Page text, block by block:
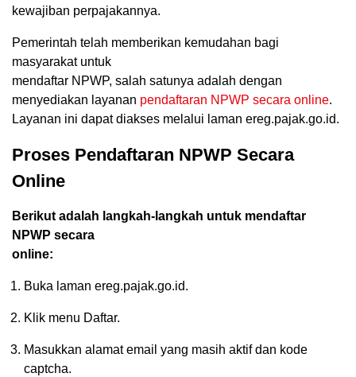
kewajiban perpajakannya.
Pemerintah telah memberikan kemudahan bagi
masyarakat untuk
mendaftar NPWP, salah satunya adalah dengan
menyediakan layanan pendaftaran NPWP secara online.
Layanan ini dapat diakses melalui laman ereg.pajak.go.id.
Proses Pendaftaran NPWP Secara
Online
Berikut adalah langkah-langkah untuk mendaftar
NPWP secara
online:
Buka laman ereg.pajak.go.id.
Klik menu Daftar.
Masukkan alamat email yang masih aktif dan kode
captcha.